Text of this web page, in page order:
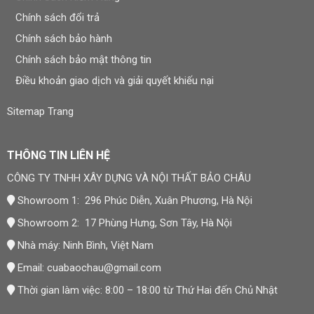
Dễ dàng vệ sinh
“Các vật liệu ốp tường hiện đại đang dần
thay thế sơn truyền thống nhờ khả năng
chống ẩm và tuổi thọ cao hơn.” — Hiệp
Ngoài ra, nếu bạn muốn tham khảo thêm các vật liệu hoàn
thiện nội thất khác như sàn nhựa hoặc sàn gỗ, bạn có thể
xem thêm tại đâysàn nhựa giả gỗ
2. Các Loại Tấm Ốp Tường Phổ Biến Hiện Nay
Hiện nay trên thị trường có nhiều loại
với cấu tạo và mức giá khác nhau. Mỗi loại đều có những ưu
điểm riêng phù hợp với từng nhu cầu sử dụng.
Chính sách đổi trả
Chính sách bảo hành
Chính sách bảo mật thông tin
Điều khoản giao dịch và giải quyết khiếu nại
Sitemap Trang
THÔNG TIN LIÊN HỆ
CÔNG TY TNHH XÂY DỰNG VÀ NỘI THẤT BẢO CHÂU
Showroom 1: 296 Phúc Diễn, Xuân Phương, Hà Nội
Showroom 2: 17 Phùng Hưng, Sơn Tây, Hà Nội
Nhà máy: Ninh Bình, Việt Nam
Email: cuabaochau@gmail.com
Thời gian làm việc: 8:00 – 18:00 từ Thứ Hai đến Chủ Nhật